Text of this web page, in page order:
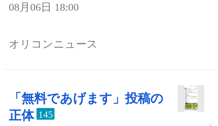
08月06日 18:00
オリコンニュース
「無料であげます」投稿の
正体 145